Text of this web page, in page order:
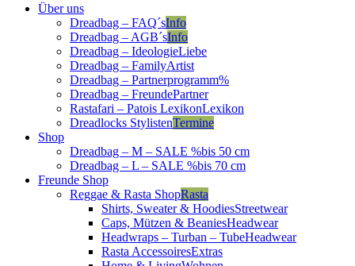
Über uns
Dreadbag – FAQ´sInfo
Dreadbag – AGB´sInfo
Dreadbag – IdeologieLiebe
Dreadbag – FamilyArtist
Dreadbag – Partnerprogramm%
Dreadbag – FreundePartner
Rastafari – Patois LexikonLexikon
Dreadlocks StylistenTermine
Shop
Dreadbag – M – SALE %bis 50 cm
Dreadbag – L – SALE %bis 70 cm
Freunde Shop
Reggae & Rasta ShopRasta
Shirts, Sweater & HoodiesStreetwear
Caps, Mützen & BeaniesHeadwear
Headwraps – Turban – TubeHeadwear
Rasta AccessoiresExtras